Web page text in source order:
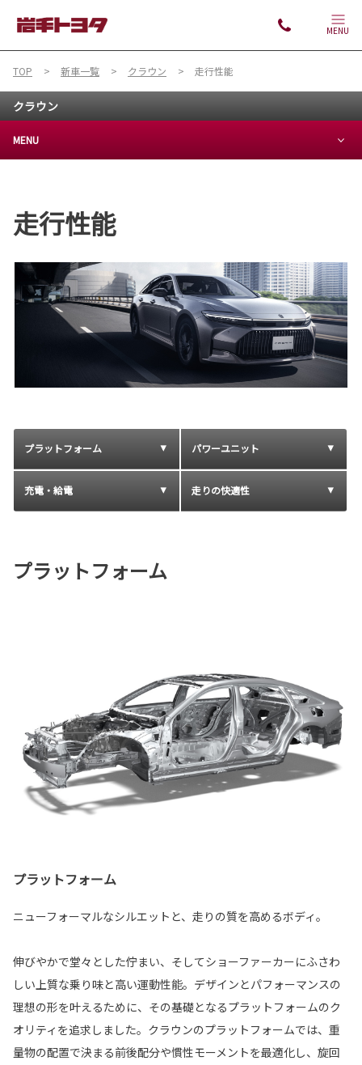
MENU
TOP 新車一覧 クラウン 走行性能
クラウン
MENU
走行性能
プラットフォーム パワーユニット
充電・給電 走りの快適性
プラットフォーム
プラットフォーム
ニューフォーマルなシルエットと、走りの質を高めるボディ。
伸びやかで堂々とした佇まい、そしてショーファーカーにふさわ
しい上質な乗り味と高い運動性能。デザインとパフォーマンスの
理想の形を叶えるために、その基礎となるプラットフォームのク
オリティを追求しました。クラウンのプラットフォームでは、重
量物の配置で決まる前後配分や慣性モーメントを最適化し、旋回